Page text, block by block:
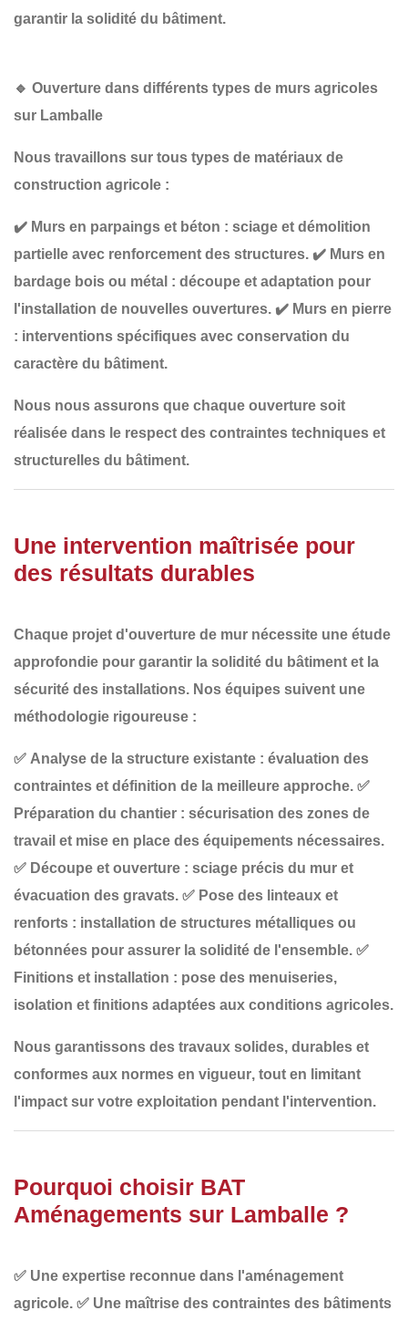
garantir la solidité du bâtiment.
🔹 Ouverture dans différents types de murs agricoles
sur Lamballe
Nous travaillons sur tous types de matériaux de
construction agricole :
✔️ Murs en parpaings et béton : sciage et démolition
partielle avec renforcement des structures. ✔️ Murs en
bardage bois ou métal : découpe et adaptation pour
l'installation de nouvelles ouvertures. ✔️ Murs en pierre
: interventions spécifiques avec conservation du
caractère du bâtiment.
Nous nous assurons que chaque ouverture soit
réalisée dans le respect des contraintes techniques et
structurelles du bâtiment.
Une intervention maîtrisée pour
des résultats durables
Chaque projet d'ouverture de mur nécessite une étude
approfondie pour garantir la solidité du bâtiment et la
sécurité des installations. Nos équipes suivent une
méthodologie rigoureuse :
✅ Analyse de la structure existante : évaluation des
contraintes et définition de la meilleure approche. ✅
Préparation du chantier : sécurisation des zones de
travail et mise en place des équipements nécessaires.
✅ Découpe et ouverture : sciage précis du mur et
évacuation des gravats. ✅ Pose des linteaux et
renforts : installation de structures métalliques ou
bétonnées pour assurer la solidité de l'ensemble. ✅
Finitions et installation : pose des menuiseries,
isolation et finitions adaptées aux conditions agricoles.
Nous garantissons des travaux solides, durables et
conformes aux normes en vigueur, tout en limitant
l'impact sur votre exploitation pendant l'intervention.
Pourquoi choisir BAT
Aménagements sur Lamballe ?
✅ Une expertise reconnue dans l'aménagement
agricole. ✅ Une maîtrise des contraintes des bâtiments